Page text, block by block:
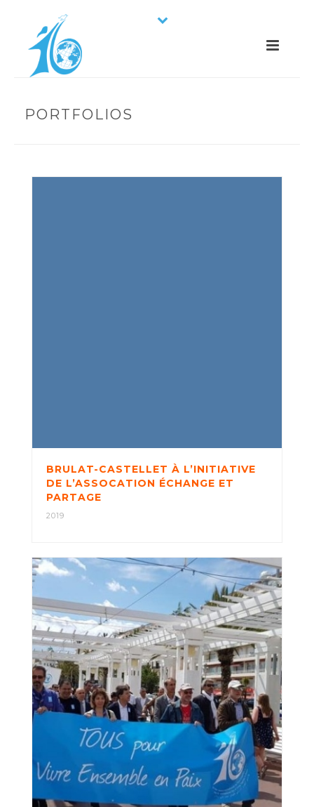
PORTFOLIOS
BRULAT-CASTELLET À L’INITIATIVE
DE L’ASSOCATION ÉCHANGE ET
PARTAGE
2019